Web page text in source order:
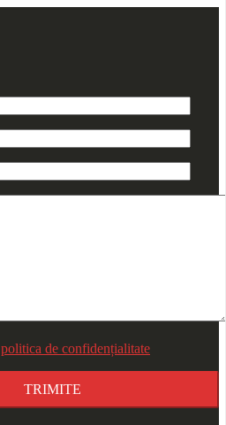
politica de confidențialitate